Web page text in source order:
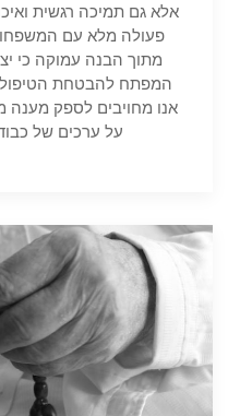
אלא גם תמיכה רגשית
פעולה מלא עם
מתוך הבנה עמוקה כי
המפתח להבטחת הטיפול
אנו מחויבים לספק מענה
על ערכים של